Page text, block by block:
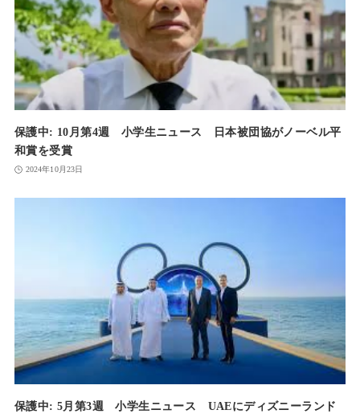
保護中: 10月第4週 小学生ニュース 日本被団協がノーベル平
和賞を受賞
2024年10月23日
保護中: 5月第3週 小学生ニュース UAEにディズニーランド